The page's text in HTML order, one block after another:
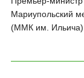
Мариупольский
(ММК им. Ильича)